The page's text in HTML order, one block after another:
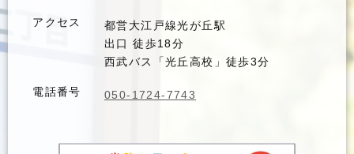
アクセス
都営大江戸線光が丘駅
出口 徒歩18分
西武バス「光丘高校」徒歩3分
電話番号 050-1724-7743